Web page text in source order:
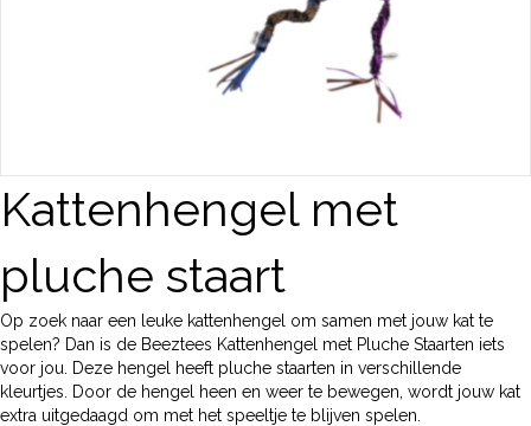
Kattenhengel met
pluche staart
Op zoek naar een leuke kattenhengel om samen met jouw kat te
spelen? Dan is de Beeztees Kattenhengel met Pluche Staarten iets
voor jou. Deze hengel heeft pluche staarten in verschillende
kleurtjes. Door de hengel heen en weer te bewegen, wordt jouw kat
extra uitgedaagd om met het speeltje te blijven spelen.